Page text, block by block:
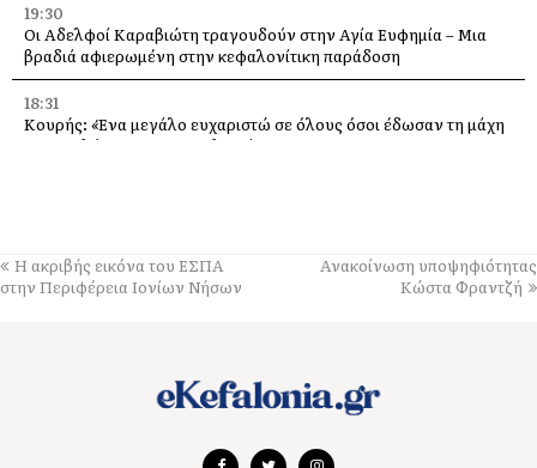
19:30
Οι Αδελφοί Καραβιώτη τραγουδούν στην Αγία Ευφημία – Μια
βραδιά αφιερωμένη στην κεφαλονίτικη παράδοση
18:31
Κουρής: «Ένα μεγάλο ευχαριστώ σε όλους όσοι έδωσαν τη μάχη
με τις φλόγες στην Κεφαλονιά»
18:00
Η Χορωδία και Μαντολινάτα Αργοστολίου τραγουδά στο
Λαϊκή Συσπείρωση: «Η φωτιά στη Λαγκάδα καίει εδώ και 13
μήνες – Άμεση παρέμβαση τώρα»
Η ακριβής εικόνα του ΕΣΠΑ
στην Περιφέρεια Ιονίων Νήσων
Ανακοίνωση υποψηφιότητας
Κώστα Φραντζή